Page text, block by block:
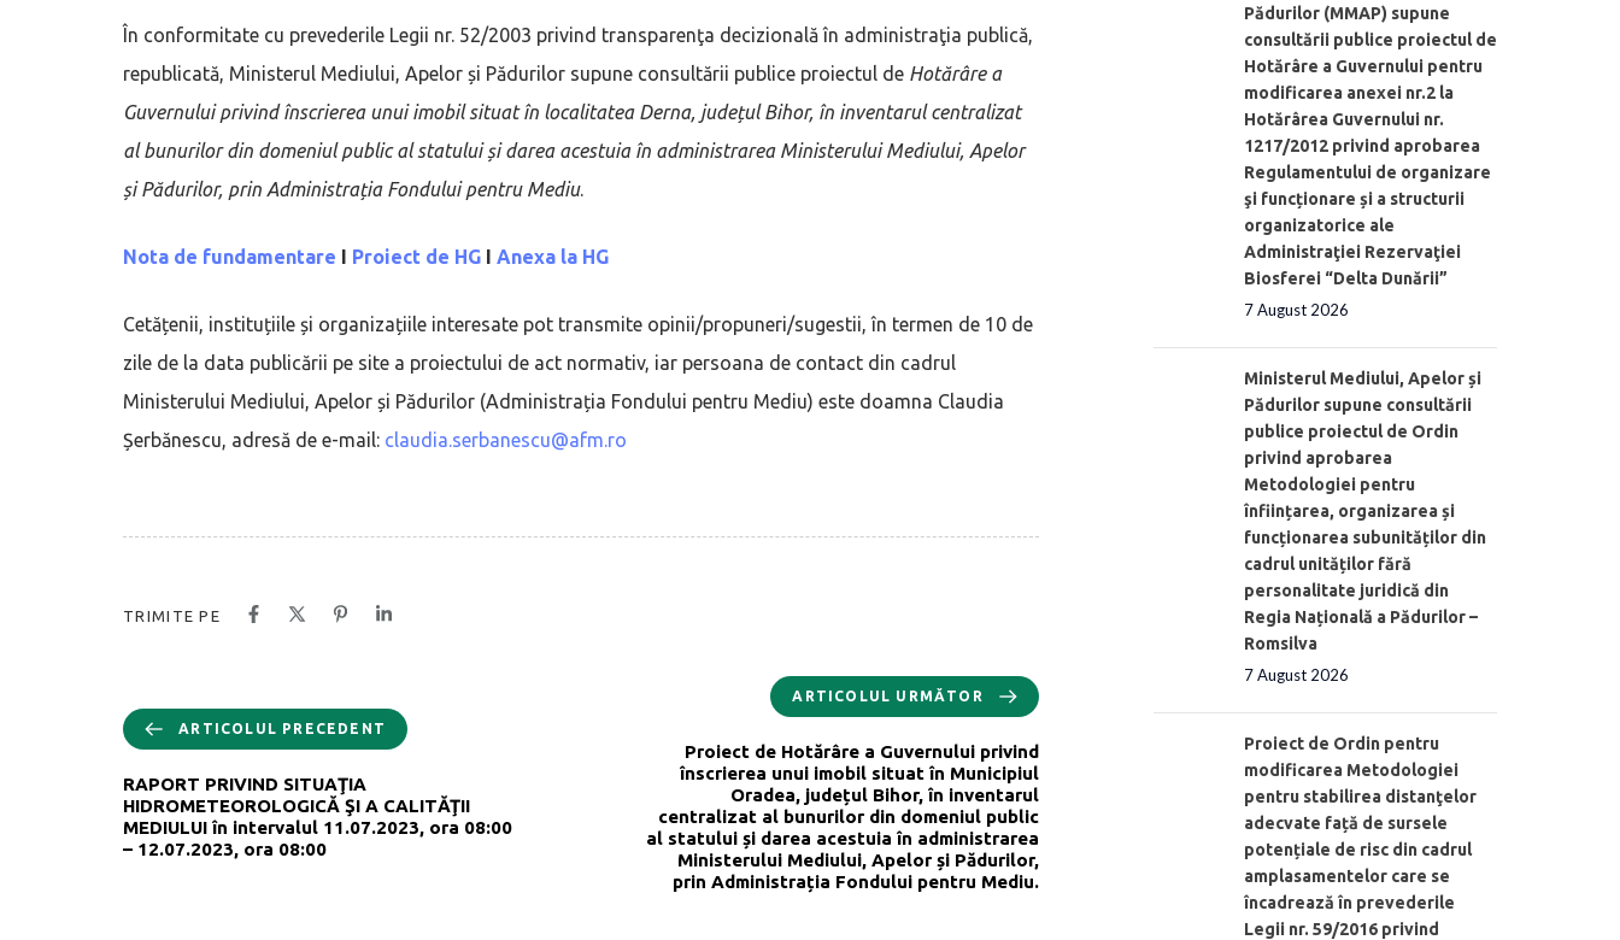
În conformitate cu prevederile Legii nr. 52/2003 privind transparenţa decizională în administraţia publică,
republicată, Ministerul Mediului, Apelor și Pădurilor supune consultării publice proiectul de Hotărâre a
Guvernului privind înscrierea unui imobil situat în localitatea Derna, județul Bihor, în inventarul centralizat
al bunurilor din domeniul public al statului și darea acestuia în administrarea Ministerului Mediului, Apelor
și Pădurilor, prin Administrația Fondului pentru Mediu.
Nota de fundamentare I Proiect de HG I Anexa la HG
Cetățenii, instituțiile și organizațiile interesate pot transmite opinii/propuneri/sugestii, în termen de 10 de
zile de la data publicării pe site a proiectului de act normativ, iar persoana de contact din cadrul
Ministerului Mediului, Apelor și Pădurilor (Administrația Fondului pentru Mediu) este doamna Claudia
Șerbănescu, adresă de e-mail: claudia.serbanescu@afm.ro
TRIMITE PE
ARTICOLUL PRECEDENT
RAPORT PRIVIND SITUAŢIA
HIDROMETEOROLOGICĂ ŞI A CALITĂŢII
MEDIULUI în intervalul 11.07.2023, ora 08:00
– 12.07.2023, ora 08:00
ARTICOLUL URMĂTOR
Proiect de Hotărâre a Guvernului privind
înscrierea unui imobil situat în Municipiul
Oradea, județul Bihor, în inventarul
centralizat al bunurilor din domeniul public
al statului și darea acestuia în administrarea
Ministerului Mediului, Apelor și Pădurilor,
prin Administrația Fondului pentru Mediu.
Pădurilor (MMAP) supune
consultării publice proiectul de
Hotărâre a Guvernului pentru
modificarea anexei nr.2 la
Hotărârea Guvernului nr.
1217/2012 privind aprobarea
Regulamentului de organizare
şi funcționare și a structurii
organizatorice ale
Administraţiei Rezervaţiei
Biosferei “Delta Dunării”
7 August 2026
Ministerul Mediului, Apelor și
Pădurilor supune consultării
publice proiectul de Ordin
privind aprobarea
Metodologiei pentru
înființarea, organizarea și
funcționarea subunităților din
cadrul unităților fără
personalitate juridică din
Regia Națională a Pădurilor –
Romsilva
7 August 2026
Proiect de Ordin pentru
modificarea Metodologiei
pentru stabilirea distanţelor
adecvate față de sursele
potențiale de risc din cadrul
amplasamentelor care se
încadrează în prevederile
Legii nr. 59/2016 privind